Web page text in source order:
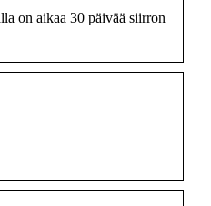
on aikaa 30 päivää siirron